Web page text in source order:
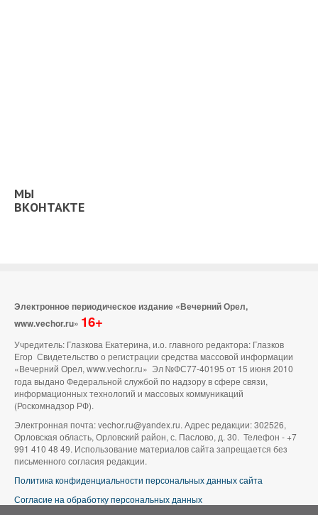
МЫ
ВКОНТАКТЕ
Электронное периодическое издание «Вечерний Орел,
www.vechor.ru» 16+
Учредитель: Глазкова Екатерина, и.о. главного редактора: Глазков
Егор Свидетельство о регистрации средства массовой информации
«Вечерний Орел, www.vechor.ru» Эл №ФС77-40195 от 15 июня 2010
года выдано Федеральной службой по надзору в сфере связи,
информационных технологий и массовых коммуникаций
(Роскомнадзор РФ).
Электронная почта: vechor.ru@yandex.ru. Адрес редакции: 302526,
Орловская область, Орловский район, с. Паслово, д. 30. Телефон - +7
991 410 48 49. Использование материалов сайта запрещается без
письменного согласия редакции.
Политика конфиденциальности персональных данных сайта
Согласие на обработку персональных данных